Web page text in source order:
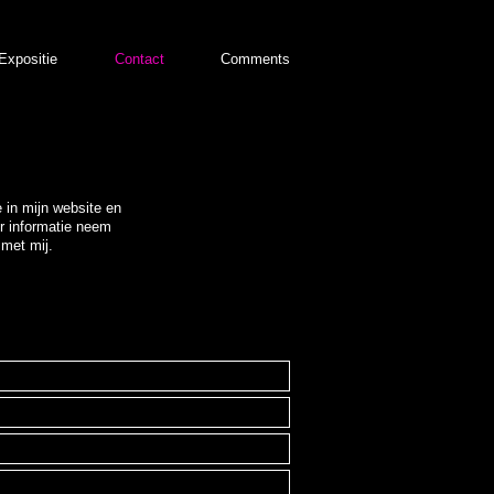
Contact Comments
in mijn website en
informatie neem
mij.